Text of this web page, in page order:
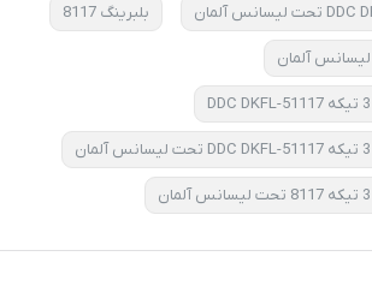
بلبرینگ 8117